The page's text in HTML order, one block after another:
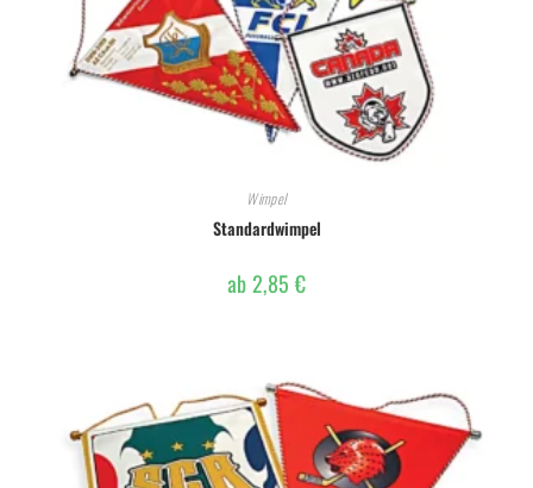
Wimpel
Standardwimpel
ab2,85 €